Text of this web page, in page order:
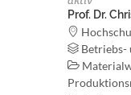
Prof. Dr.
Betriebs-